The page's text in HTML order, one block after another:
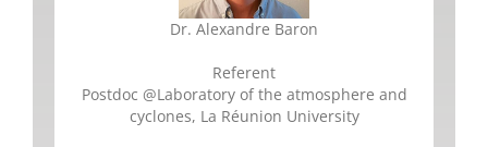
Dr. Alexandre Baron
Referent
Postdoc @Laboratory of the atmosphere and
cyclones, La Réunion University